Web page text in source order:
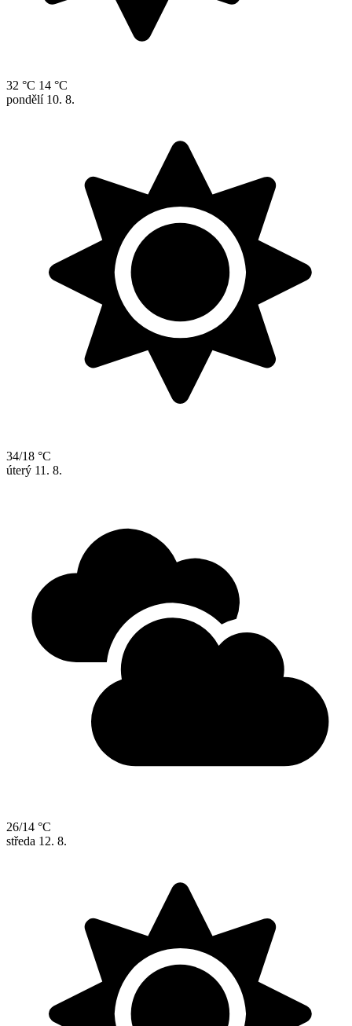
32 °C 14 °C
pondělí 10. 8.
34/18 °C
úterý 11. 8.
26/14 °C
středa 12. 8.